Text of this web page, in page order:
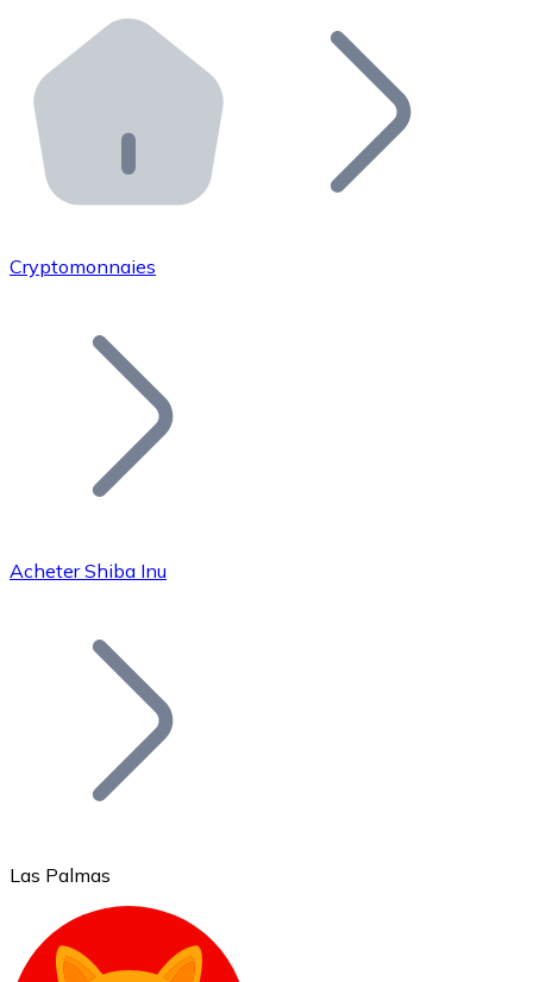
Distributeurs automatiques Bitnovo
Intégrez un ATM Bitnovo dans votre entreprise et
API Bitnovo
Intégrez notre API dans votre écosystème.
Rejoignez notre réseau de distributeurs et
Ajoutez le token de votre projet à notre service
Bitcoin
Cryptomonnaies
Acheter Shiba Inu
Las Palmas